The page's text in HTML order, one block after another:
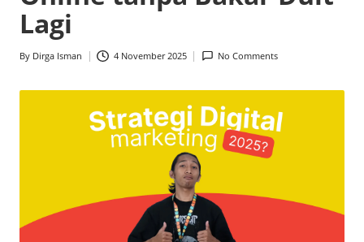
a
n
c
e
Lagi
Posted
By Dirga Isman 4 November 2025 No Comments